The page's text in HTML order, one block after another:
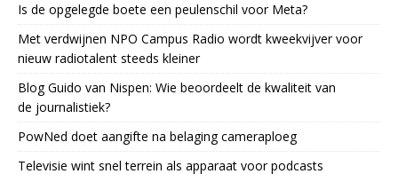
Is de opgelegde boete een peulenschil voor Meta?
Met verdwijnen NPO Campus Radio wordt kweekvijver voor
nieuw radiotalent steeds kleiner
Blog Guido van Nispen: Wie beoordeelt de kwaliteit van
de journalistiek?
PowNed doet aangifte na belaging cameraploeg
Televisie wint snel terrein als apparaat voor podcasts